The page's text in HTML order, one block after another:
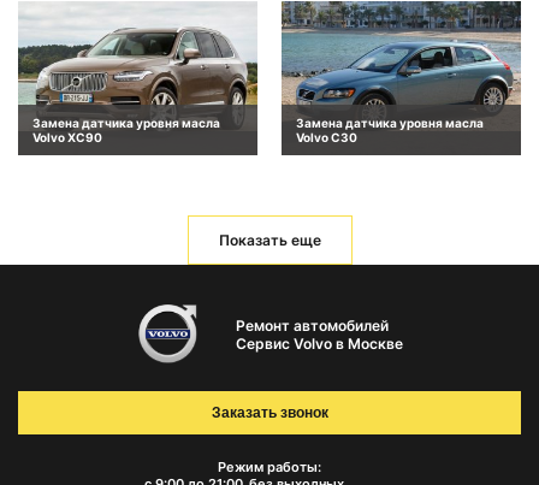
Замена датчика уровня масла
Volvo XC90
Замена датчика уровня масла
Volvo C30
Показать еще
Ремонт автомобилей
Сервис Volvo в Москве
Режим работы:
Заказать звонок